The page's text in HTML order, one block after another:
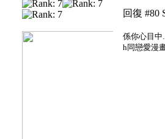
回復 #80
係你心目中.
h同戀愛漫